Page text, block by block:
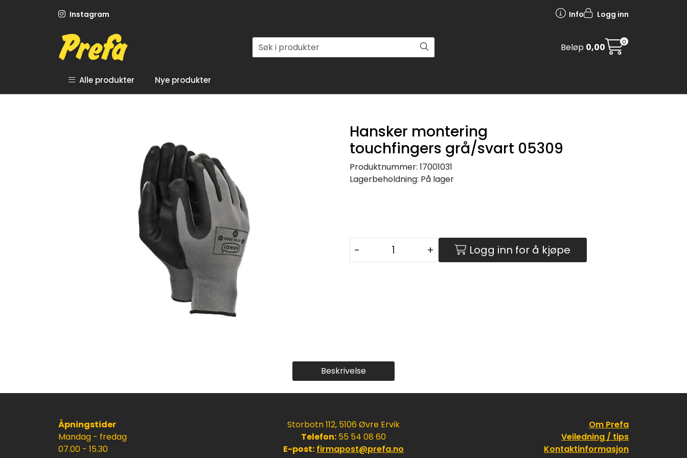
Instagram Info Logg inn
Beløp 0,00 0
Alle produkter Nye produkter
Hansker montering
touchfingers grå/svart 05309
Produktnummer: 17001031
Lagerbeholdning: På lager
- + Logg inn for å kjøpe
Beskrivelse
Åpningstider
Mandag - fredag
07.00 - 15.30
Storbotn 112, 5106 Øvre Ervik
Telefon: 55 54 08 60
E-post: firmapost@prefa.no
Om Prefa
Veiledning / tips
Kontaktinformasjon